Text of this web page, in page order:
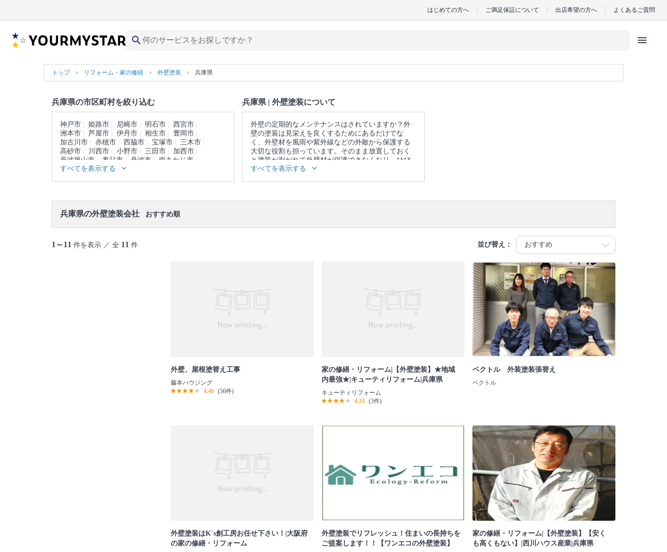
はじめての方へ ご満足保証について 出店希望の方へ よくあるご質問
search menu
トップ リフォーム・家の修繕 外壁塗装 兵庫県
兵庫県の市区町村を絞り込む
神戸市 姫路市 尼崎市 明石市
西宮市
洲本市
芦屋市 伊丹市 相生市
豊岡市
加古川市
赤穂市 西脇市 宝塚市
三木市
高砂市
川西市 小野市 三田市
加西市
丹波篠山市
養父市 丹波市
南あわじ市
朝来市
淡路市 宍粟市
すべてを表示する
兵庫県 | 外壁塗装について
外壁の定期的なメンテナンスはされていますか？外
壁の塗装は見栄えを良くするためにあるだけでな
く、外壁材を風雨や紫外線などの外敵から保護する
大切な役割も担っています。そのまま放置しておく
と塗装が剥がれて外壁材が保護できなくなり、ひび
割れや雨漏りなどを起こす原因となってしまうので
すべてを表示する
兵庫県の外壁塗装会社 おすすめ順
1～11 件を表示 ／ 全 11 件 並び替え：
外壁、屋根塗替え工事
藤本ハウジング
4.46 (56件)
家の修繕・リフォーム|【外壁塗装】★地域
内最強★|キューティリフォーム|兵庫県
キューティリフォーム
4.33 (3件)
ベクトル 外装塗装張替え
ベクトル
外壁塗装はK`s創工房お任せ下さい！|大阪府
の家の修繕・リフォーム
外壁塗装でリフレッシュ！住まいの長持ちを
ご提案します！！【ワンエコの外壁塗装】
家の修繕・リフォーム|【外壁塗装】【安く
も高くもない】|西川ハウス産業|兵庫県